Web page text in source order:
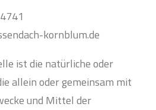
kornblum.de
ist die natürliche oder
allein oder gemeinsam mit
und Mittel der